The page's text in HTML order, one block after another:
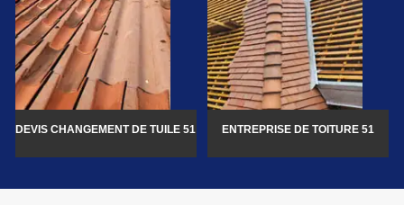
DEVIS CHANGEMENT DE TUILE 51 ENTREPRISE DE TOITURE 51